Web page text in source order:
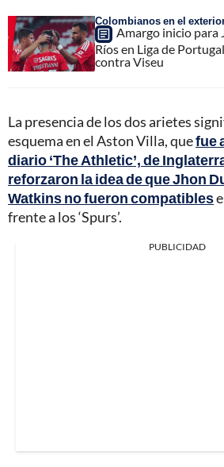
Colombianos en el
Amargo inicio para
Ríos en Liga de
contra Viseu
La presencia de los dos arietes
esquema en el Aston Villa, quefue
diario ‘The Athletic’, de
reforzaron la idea de que Jhon
Watkins no fueron compatibles
frente a los ‘Spurs’.
PUBLICIDAD